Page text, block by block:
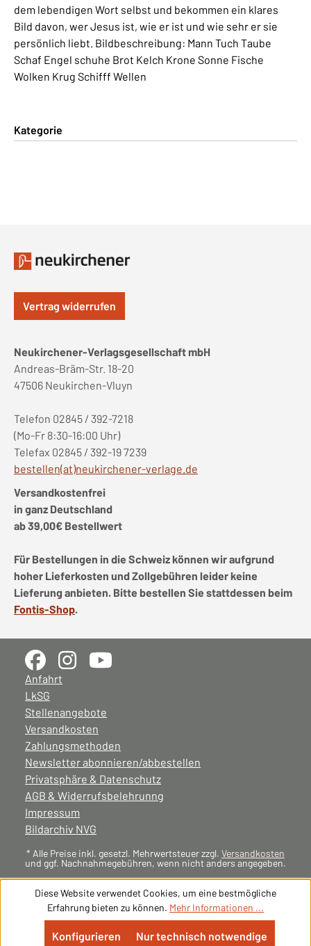
dem lebendigen Wort selbst und bekommen ein klares
Bild davon, wer Jesus ist, wie er ist und wie sehr er sie
persönlich liebt. Bildbeschreibung: Mann Tuch Taube
Schaf Engel schuhe Brot Kelch Krone Sonne Fische
Wolken Krug Schifff Wellen
Kategorie
Vertrag widerrufen
Neukirchener-Verlagsgesellschaft mbH
Andreas-Bräm-Str. 18-20
47506 Neukirchen-Vluyn
Telefon 02845 / 392-7218
(Mo-Fr 8:30-16:00 Uhr)
Telefax 02845 / 392-19 7239
bestellen(at)neukirchener-verlage.de
Versandkostenfrei
in ganz Deutschland
ab 39,00€ Bestellwert
Für Bestellungen in die Schweiz können wir aufgrund
hoher Lieferkosten und Zollgebühren leider keine
Lieferung anbieten. Bitte bestellen Sie stattdessen beim
Fontis-Shop.
Anfahrt
LkSG
Stellenangebote
Versandkosten
Zahlungsmethoden
Newsletter abonnieren/abbestellen
Privatsphäre & Datenschutz
AGB & Widerrufsbelehrunng
Impressum
Bildarchiv NVG
* Alle Preise inkl. gesetzl. Mehrwertsteuer zzgl. Versandkosten
und ggf. Nachnahmegebühren, wenn nicht anders angegeben.
Diese Website verwendet Cookies, um eine bestmögliche
Erfahrung bieten zu können. Mehr Informationen ...
Nur technisch notwendige
Konfigurieren